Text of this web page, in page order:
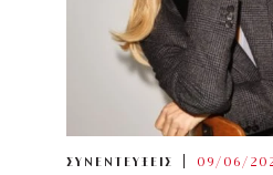
ΣΥΝΕΝΤΕΥΞΕΙΣ 09/06/